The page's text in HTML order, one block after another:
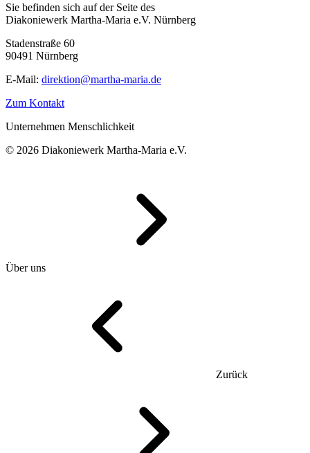
Sie befinden sich auf der Seite des
Diakoniewerk Martha-Maria e.V. Nürnberg
Stadenstraße 60
90491 Nürnberg
E-Mail: direktion@martha-maria.de
Zum Kontakt
Unternehmen Menschlichkeit
© 2026 Diakoniewerk Martha-Maria e.V.
Über uns
Zurück